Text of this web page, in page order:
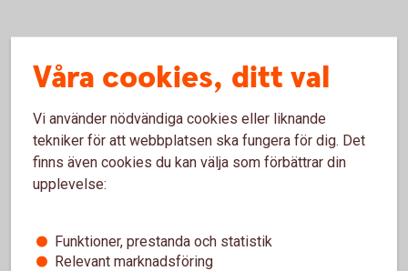
Våra cookies, ditt val
Vi använder nödvändiga cookies eller liknande
tekniker för att webbplatsen ska fungera för dig. Det
finns även cookies du kan välja som förbättrar din
upplevelse:
Funktioner, prestanda och statistik
Relevant marknadsföring